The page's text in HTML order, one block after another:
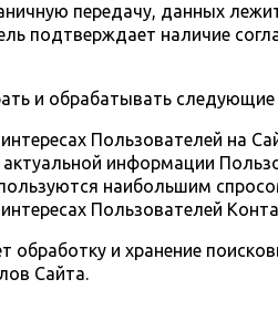
передачу, данных
подтверждает наличие
и обрабатывать
Пользователей на
актуальной информации
наибольшим
Пользователей
обработку и хранение
Сайта.